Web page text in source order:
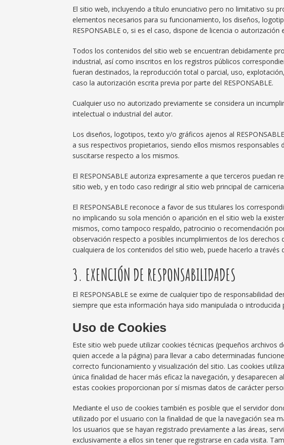
El sitio web, incluyendo a título enunciativo pero no limitativo su
elementos necesarios para su funcionamiento, los diseños,
RESPONSABLE o, si es el caso, dispone de licencia o
Todos los contenidos del sitio web se encuentran debidamente
industrial, así como inscritos en los registros públicos
fueran destinados, la reproducción total o parcial, uso,
caso la autorización escrita previa por parte del RESPONSABLE.
Cualquier uso no autorizado previamente se considera un
intelectual o industrial del autor.
Los diseños, logotipos, texto y/o gráficos ajenos al
a sus respectivos propietarios, siendo ellos mismos responsables
suscitarse respecto a los mismos.
El RESPONSABLE autoriza expresamente a que terceros
sitio web, y en todo caso redirigir al sitio web principal de
El RESPONSABLE reconoce a favor de sus titulares los
no implicando su sola mención o aparición en el sitio web la
mismos, como tampoco respaldo, patrocinio o recomendación
observación respecto a posibles incumplimientos de los
cualquiera de los contenidos del sitio web, puede hacerlo a través
3. EXENCIÓN DE RESPONSABILIDADES
El RESPONSABLE se exime de cualquier tipo de responsabilidad
siempre que esta información haya sido manipulada o
Uso de Cookies
Este sitio web puede utilizar cookies técnicas (pequeños archivos
quien accede a la página) para llevar a cabo determinadas
correcto funcionamiento y visualización del sitio. Las cookies
única finalidad de hacer más eficaz la navegación, y desaparecen
estas cookies proporcionan por sí mismas datos de carácter
Mediante el uso de cookies también es posible que el servidor
utilizado por el usuario con la finalidad de que la navegación sea
los usuarios que se hayan registrado previamente a las áreas,
exclusivamente a ellos sin tener que registrarse en cada visita.